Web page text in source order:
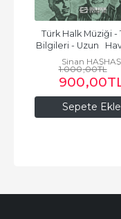
Sepete Ekle
Türk Halk Müziği -
Bilgileri - Uzun
Kırık Havalar-
Sinan HAŞHAŞ
1.000,00TL
900,00